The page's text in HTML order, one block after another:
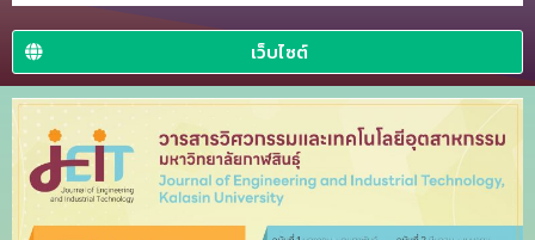
เว็บไซต์